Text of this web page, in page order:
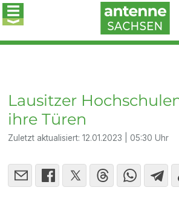
Lausitzer
ihre Türen
Zuletzt aktualisiert:12.01.2023 | 05:30 Uhr